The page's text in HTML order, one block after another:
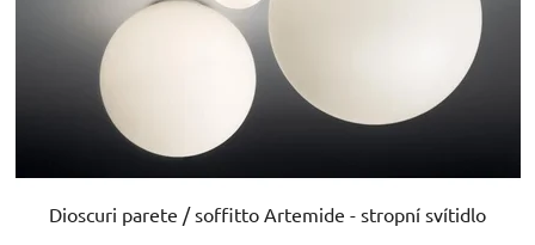
Dioscuri parete / soffitto Artemide - stropní svítidlo